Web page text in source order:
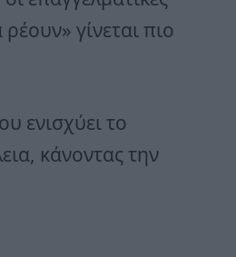
γίνεται πιο
ενισχύει το
κάνοντας την